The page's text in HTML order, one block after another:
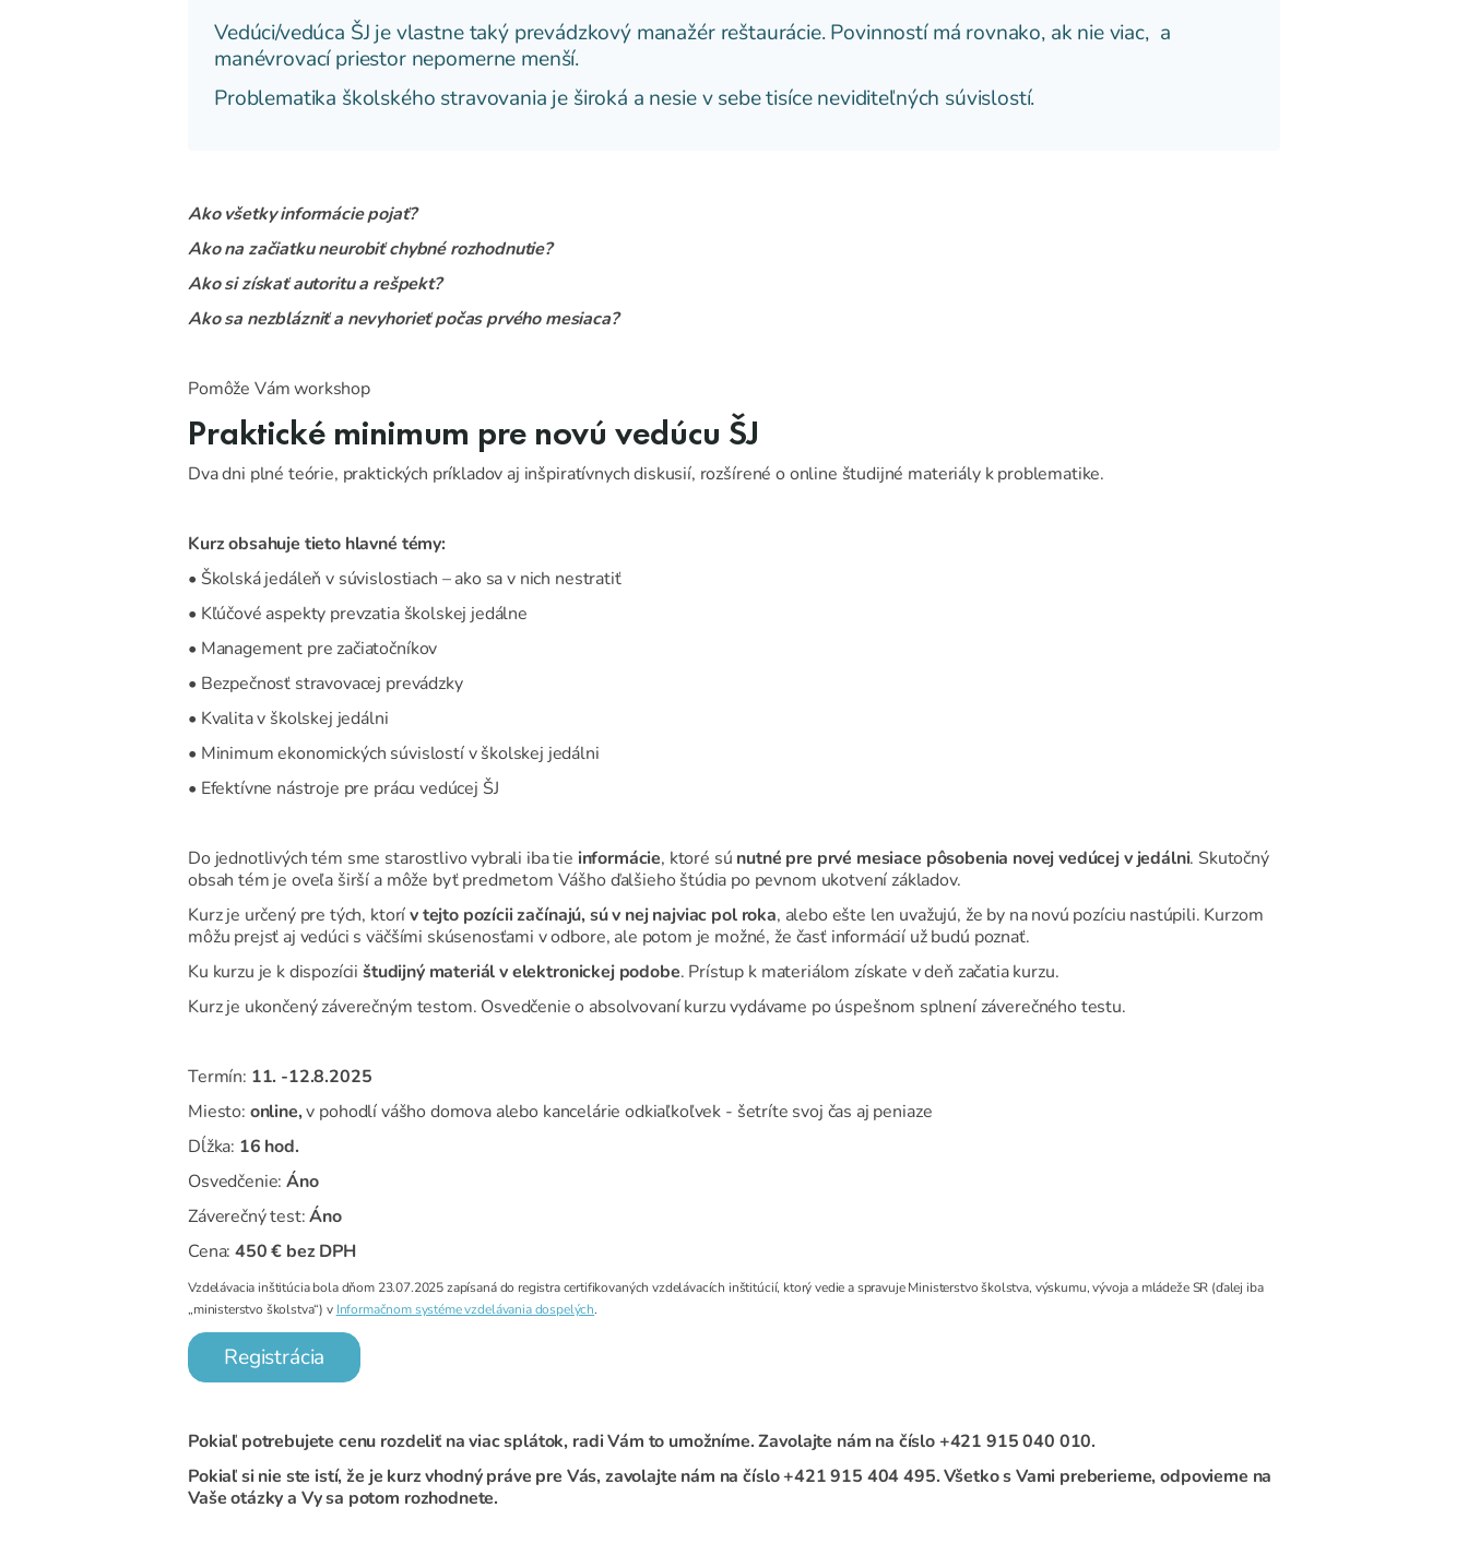
Vedúci/vedúca ŠJ je vlastne taký prevádzkový manažér reštaurácie. Povinností má rovnako, ak nie viac, a
manévrovací priestor nepomerne menší.
Problematika školského stravovania je široká a nesie v sebe tisíce neviditeľných súvislostí.
Ako všetky informácie pojať?
Ako na začiatku neurobiť chybné rozhodnutie?
Ako si získať autoritu a rešpekt?
Ako sa nezblázniť a nevyhorieť počas prvého mesiaca?
Pomôže Vám workshop
Praktické minimum pre novú vedúcu ŠJ
Dva dni plné teórie, praktických príkladov aj inšpiratívnych diskusií, rozšírené o online študijné materiály k problematike.
Kurz obsahuje tieto hlavné témy:
• Školská jedáleň v súvislostiach – ako sa v nich nestratiť
• Kľúčové aspekty prevzatia školskej jedálne
• Management pre začiatočníkov
• Bezpečnosť stravovacej prevádzky
• Kvalita v školskej jedálni
• Minimum ekonomických súvislostí v školskej jedálni
• Efektívne nástroje pre prácu vedúcej ŠJ
Do jednotlivých tém sme starostlivo vybrali iba tie informácie, ktoré sú nutné pre prvé mesiace pôsobenia novej vedúcej v jedálni. Skutočný
obsah tém je oveľa širší a môže byť predmetom Vášho ďalšieho štúdia po pevnom ukotvení základov.
Kurz je určený pre tých, ktorív tejto pozícii začínajú, sú v nej najviac pol roka, alebo ešte len uvažujú, že by na novú pozíciu nastúpili. Kurzom
môžu prejsť aj vedúci s väčšími skúsenosťami v odbore, ale potom je možné, že časť informácií už budú poznať.
Ku kurzu je k dispozícii študijný materiál v elektronickej podobe. Prístup k materiálom získate v deň začatia kurzu.
Kurz je ukončený záverečným testom. Osvedčenie o absolvovaní kurzu vydávame po úspešnom splnení záverečného testu.
Termín: 11. -12.8.2025
Miesto: online,v pohodlí vášho domova alebo kancelárie odkiaľkoľvek - šetríte svoj čas aj peniaze
Dĺžka: 16 hod.
Osvedčenie:Áno
Záverečný test:Áno
Cena:450 € bez DPH
Vzdelávacia inštitúcia bola dňom 23.07.2025 zapísaná do registra certifikovaných vzdelávacích inštitúcií, ktorý vedie a spravuje Ministerstvo školstva, výskumu, vývoja a mládeže SR (ďalej iba
„ministerstvo školstva“) v Informačnom systéme vzdelávania dospelých.
Registrácia
Pokiaľ potrebujete cenu rozdeliť na viac splátok, radi Vám to umožníme. Zavolajte nám na číslo +421 915 040 010.
Pokiaľ si nie ste istí, že je kurz vhodný práve pre Vás, zavolajte nám na číslo +421 915 404 495.Všetko s Vami preberieme, odpovieme na
Vaše otázky a Vy sa potom rozhodnete.